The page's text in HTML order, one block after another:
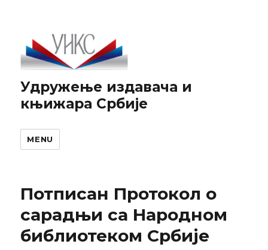
Удружење издавача и
књижара Србије
MENU
Потписан Протокол о
сарадњи са Народном
библиотеком Србије